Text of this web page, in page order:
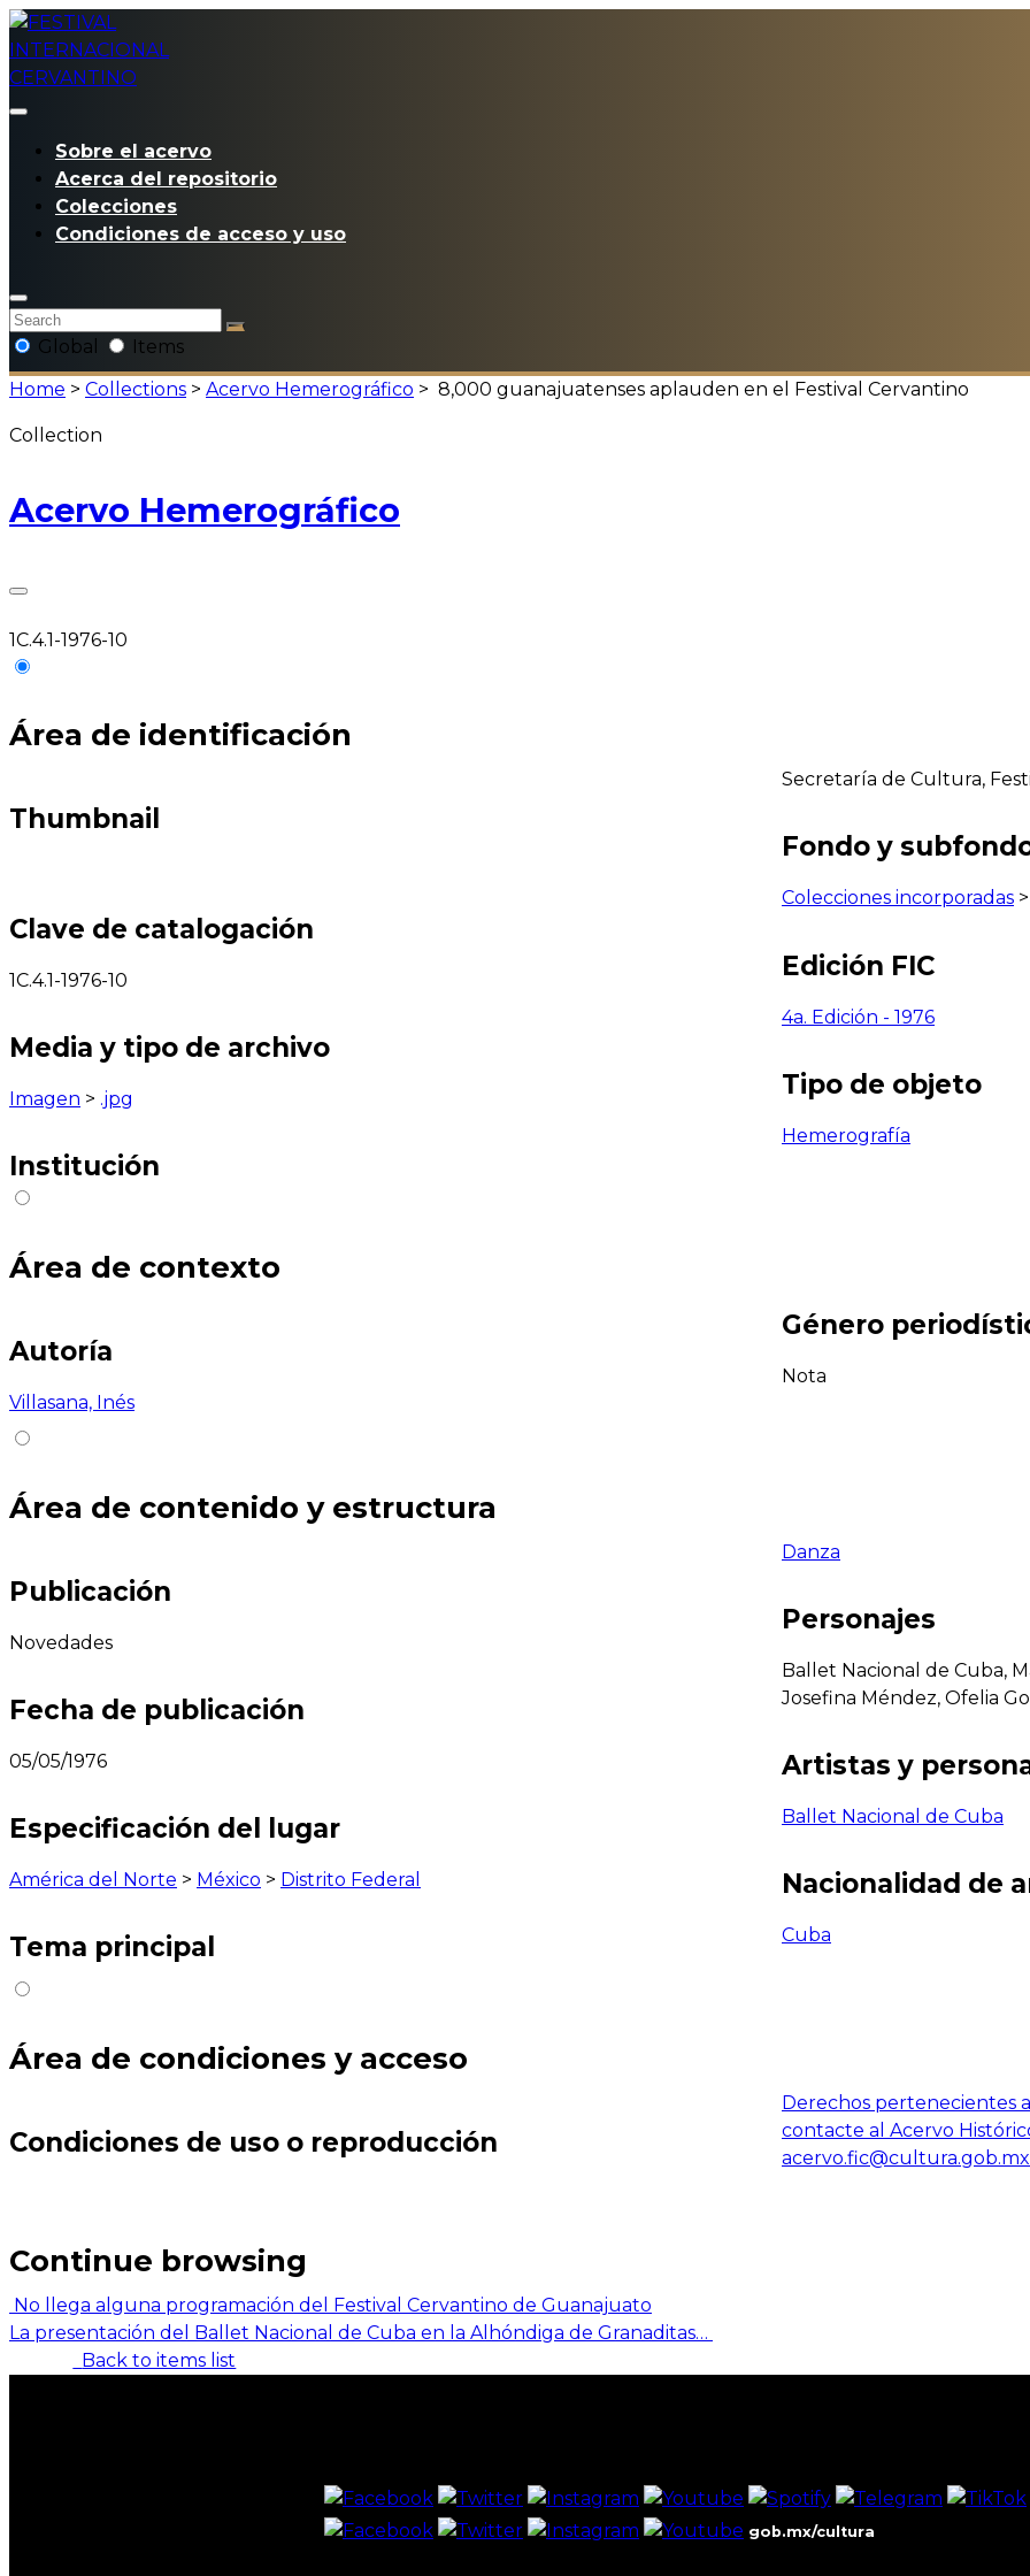
Sobre el acervo
Acerca del repositorio
Colecciones
Condiciones de acceso y uso
Global
Items
Home > Collections > Acervo Hemerográfico > 8,000 guanajuatenses aplauden en el Festival Cervantino
Collection
Acervo Hemerográfico
1C.4.1-1976-10
Área de identificación
Thumbnail
Clave de catalogación
1C.4.1-1976-10
Media y tipo de archivo
Imagen > .jpg
Institución
Secretaría de Cultura,
Fondo y
Colecciones incorporadas
Edición FIC
4a. Edición - 1976
Tipo de objeto
Hemerografía
Área de contexto
Autoría
Villasana, Inés
Género
Nota
Área de contenido y estructura
Publicación
Novedades
Fecha de publicación
05/05/1976
Especificación del lugar
América del Norte > México > Distrito Federal
Tema principal
Danza
Personajes
Ballet Nacional de Cuba,
Josefina Méndez, Ofelia
Artistas y
Ballet Nacional de Cuba
Nacionalidad de
Cuba
Área de condiciones y acceso
Condiciones de uso o reproducción
Derechos pertenecientes
contacte al Acervo
acervo.fic@cultura.gob.mx
Continue browsing
No llega alguna programación del Festival Cervantino de Guanajuato
La presentación del Ballet Nacional de Cuba en la Alhóndiga de Granaditas…
Back to items list
gob.mx/cultura